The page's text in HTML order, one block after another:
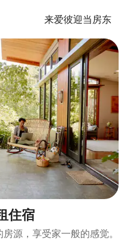
来爱彼迎当房东
住宿
源，享受家一般的感觉。